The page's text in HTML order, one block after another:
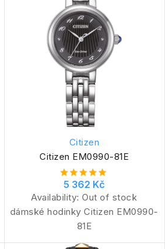
Citizen
Citizen EM0990-81E
5 362 Kč
Availability:Out of stock
dámské hodinky Citizen EM0990-
81E